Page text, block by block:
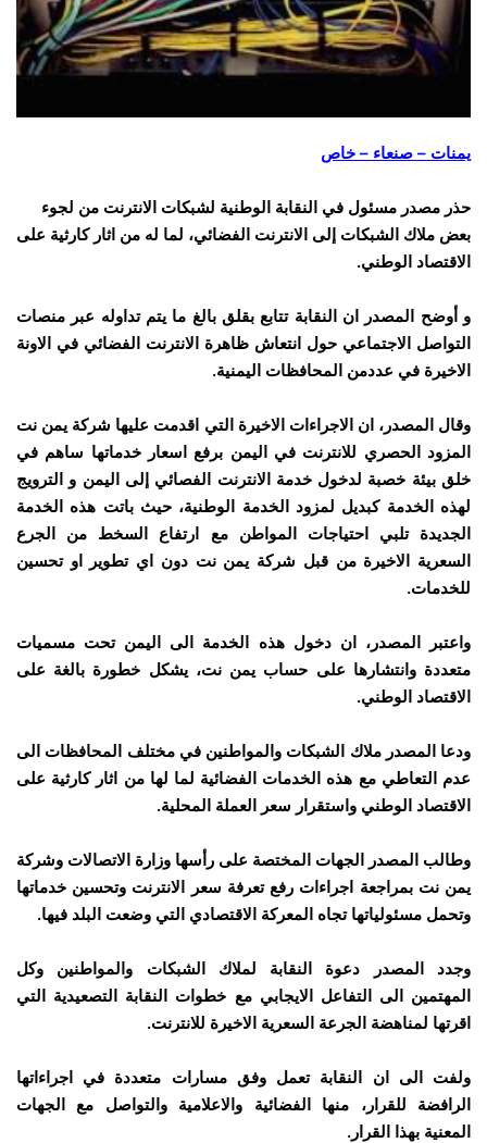
يمنات – صنعاء – خاص
حذر مصدر مسئول في النقابة الوطنية لشبكات الانترنت من لجوء
بعض ملاك الشبكات إلى الانترنت الفضائي، لما له من اثار كارثية على
الاقتصاد الوطني.
و أوضح المصدر ان النقابة تتابع بقلق بالغ ما يتم تداوله عبر منصات
التواصل الاجتماعي حول انتعاش ظاهرة الانترنت الفضائي في الاونة
الاخيرة في عددمن المحافظات اليمنية.
وقال المصدر، ان الاجراءات الاخيرة التي اقدمت عليها شركة يمن نت
المزود الحصري للانترنت في اليمن برفع اسعار خدماتها ساهم في
خلق بيئة خصبة لدخول خدمة الانترنت الفصائي إلى اليمن و الترويج
لهذه الخدمة كبديل لمزود الخدمة الوطنية، حيث باتت هذه الخدمة
الجديدة تلبي احتياجات المواطن مع ارتفاع السخط من الجرع
السعرية الاخيرة من قبل شركة يمن نت دون اي تطوير او تحسين
للخدمات.
واعتبر المصدر، ان دخول هذه الخدمة الى اليمن تحت مسميات
متعددة وانتشارها على حساب يمن نت، يشكل خطورة بالغة على
الاقتصاد الوطني.
ودعا المصدر ملاك الشبكات والمواطنين في مختلف المحافظات الى
عدم التعاطي مع هذه الخدمات الفضائية لما لها من اثار كارثية على
الاقتصاد الوطني واستقرار سعر العملة المحلية.
وطالب المصدر الجهات المختصة على رأسها وزارة الاتصالات وشركة
يمن نت بمراجعة اجراءات رفع تعرفة سعر الانترنت وتحسين خدماتها
وتحمل مسئولياتها تجاه المعركة الاقتصادي التي وضعت البلد فيها.
وجدد المصدر دعوة النقابة لملاك الشبكات والمواطنين وكل
المهتمين الى التفاعل الايجابي مع خطوات النقابة التصعيدية التي
اقرتها لمناهضة الجرعة السعرية الاخيرة للانترنت.
ولفت الى ان النقابة تعمل وفق مسارات متعددة في اجراءاتها
الرافضة للقرار، منها الفضائية والاعلامية والتواصل مع الجهات
المعنية بهذا القرار.